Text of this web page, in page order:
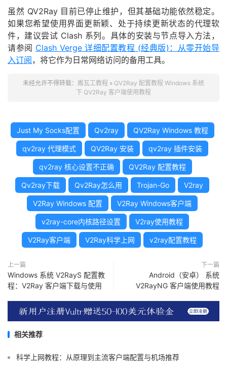
虽然 QV2Ray 目前已停止维护，但其基础功能依然稳定。
如果您希望使用界面更新颖、处于持续更新状态的代理软
件，建议尝试 Clash 系列。具体的安装与节点导入方法，
请参阅 Clash Verge 详细配置教程 (经典版)：从零开始导
入订阅，将它作为日常网络访问的备用工具。
未经允许不得转载： 搬瓦工教程 » QV2Ray 配置教程 Windows 系统
下 QV2Ray 客户端使用教程
Just My Socks配置 Qv2ray QV2Ray Windows 教程
qv2ray 代理模式 QV2Ray 安装 qv2ray 插件安装
qv2ray 核心设置不正确 QV2Ray 配置教程
Qv2ray下载 Qv2Ray怎么用 Trojan-Go V2ray
V2Ray Windows 配置 V2Ray Windows客户端
v2ray-core内核路径设置 V2ray使用教程
V2Ray客户端 V2Ray科学上网 v2ray配置教程
上一篇
Windows 系统 V2RayS 配置教
程：V2Ray 客户端下载与使用
下一篇
Android（安卓） 系统
V2RayNG 客户端使用教程
相关推荐
科学上网教程：从原理到主流客户端配置与机场推荐